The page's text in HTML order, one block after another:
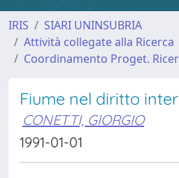
IRIS
SIARI UNINSUBRIA
Attività collegate alla Ricerca
Coordinamento Proget.
Fiume nel diritto
CONETTI, GIORGIO
1991-01-01